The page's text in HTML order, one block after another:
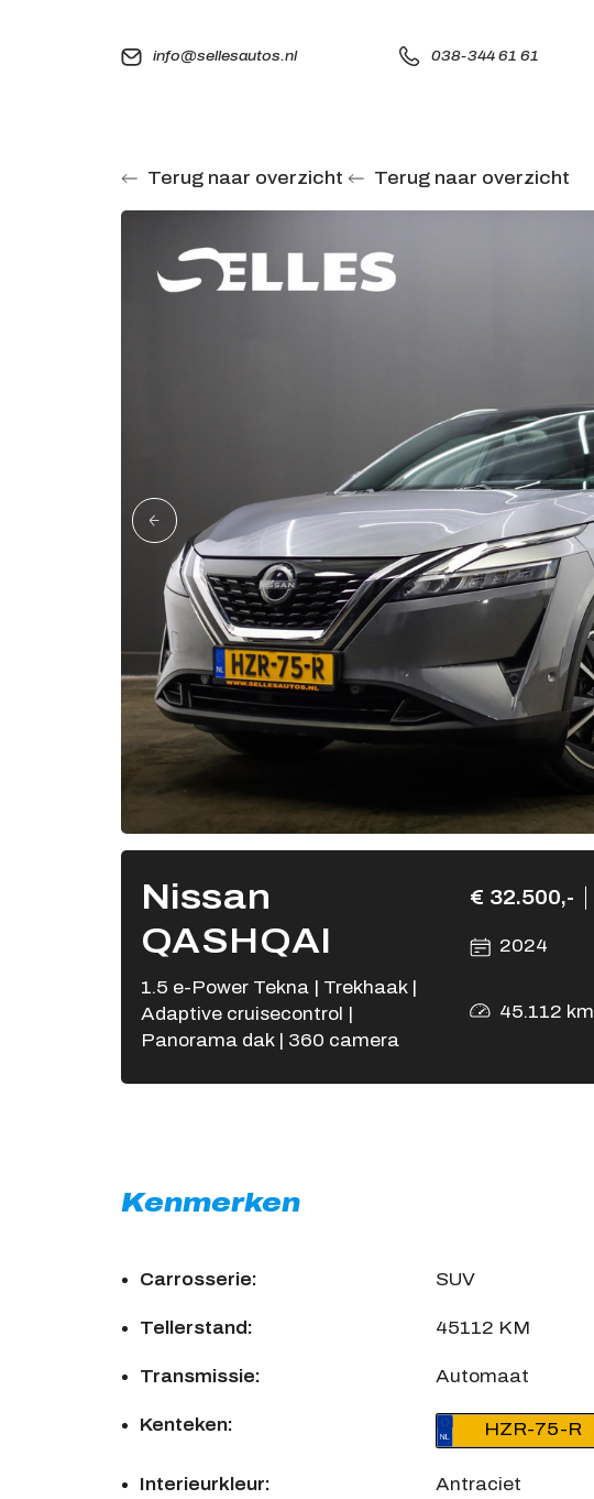
info@sellesautos.nl 038-344 61 61
Terug naar overzicht Terug naar overzicht
Nissan
QASHQAI
1.5 e-Power Tekna | Trekhaak |
Adaptive cruisecontrol |
Panorama dak | 360 camera
€ 32.500,-
2024
45.112 km
Kenmerken
Carrosserie: SUV
Tellerstand: 45112 KM
Transmissie: Automaat
Kenteken: HZR-75-R
Interieurkleur: Antraciet